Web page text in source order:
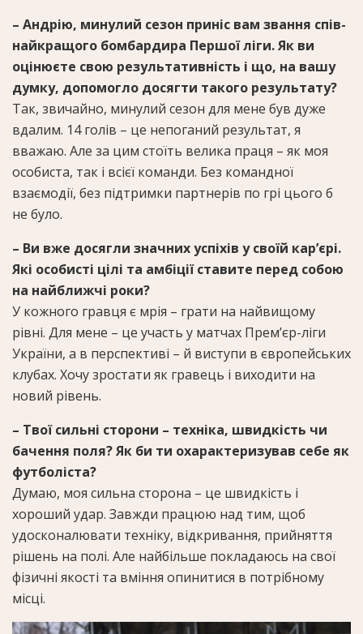
– Андрію, минулий сезон приніс вам звання спів-
найкращого бомбардира Першої ліги. Як ви
оцінюєте свою результативність і що, на вашу
думку, допомогло досягти такого результату?
Так, звичайно, минулий сезон для мене був дуже
вдалим. 14 голів – це непоганий результат, я
вважаю. Але за цим стоїть велика праця – як моя
особиста, так і всієї команди. Без командної
взаємодії, без підтримки партнерів по грі цього б
не було.
– Ви вже досягли значних успіхів у своїй кар’єрі.
Які особисті цілі та амбіції ставите перед собою
на найближчі роки?
У кожного гравця є мрія – грати на найвищому
рівні. Для мене – це участь у матчах Прем’єр-ліги
України, а в перспективі – й виступи в європейських
клубах. Хочу зростати як гравець і виходити на
новий рівень.
– Твої сильні сторони – техніка, швидкість чи
бачення поля? Як би ти охарактеризував себе як
футболіста?
Думаю, моя сильна сторона – це швидкість і
хороший удар. Завжди працюю над тим, щоб
удосконалювати техніку, відкривання, прийняття
рішень на полі. Але найбільше покладаюсь на свої
фізичні якості та вміння опинитися в потрібному
місці.